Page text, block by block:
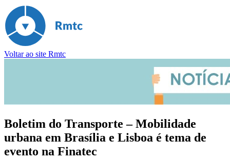
Voltar ao site Rmtc
Boletim do Transporte – Mobilidade
urbana em Brasília e Lisboa é tema de
evento na Finatec